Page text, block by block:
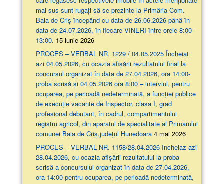
mai sus sunt rugați să se prezinte la Primăria Com.
Baia de Criș începând cu data de 26.06.2026 până în
data de 24.07.2026, în fiecare VINERI între orele 8:00-
13:00. 15 iunie 2026
PROCES – VERBAL NR. 1229 / 04.05.2025 Încheiat
azi 04.05.2026, cu ocazia afişării rezultatului final la
concursul organizat în data de 27.04.2026, ora 14:00-
proba scrisă şi 04.05.2026 ora 8:00 – interviul, pentru
ocuparea, pe perioadă nedeterminată, a funcției publice
de execuție vacante de Inspector, clasa I, grad
profesional debutant, în cadrul, compartimentului
registru agricol, din aparatul de specialitate al Primarului
comunei Baia de Criș,județul Hunedoara 4 mai 2026
PROCES – VERBAL NR. 1158/28.04.2026 Încheiaz azi
28.04.2026, cu ocazia afişării rezultatului la proba
scrisă a concursului organizat în data de 27.04.2026,
ora 14:00 pentru ocuparea, pe perioadă nedeterminată,